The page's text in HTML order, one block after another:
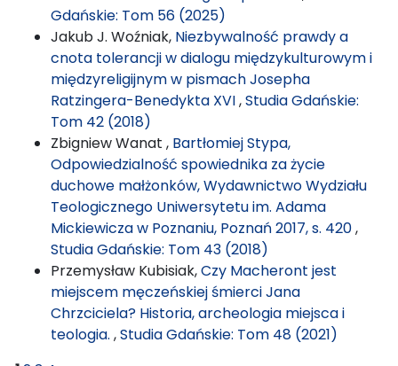
Gdańskie: Tom 56 (2025)
Jakub J. Woźniak, Niezbywalność prawdy a
cnota tolerancji w dialogu międzykulturowym i
międzyreligijnym w pismach Josepha
Ratzingera-Benedykta XVI,Studia Gdańskie:
Tom 42 (2018)
Zbigniew Wanat , Bartłomiej Stypa,
Odpowiedzialność spowiednika za życie
duchowe małżonków, Wydawnictwo Wydziału
Teologicznego Uniwersytetu im. Adama
Mickiewicza w Poznaniu, Poznań 2017, s. 420,
Studia Gdańskie: Tom 43 (2018)
Przemysław Kubisiak,Czy Macheront jest
miejscem męczeńskiej śmierci Jana
Chrzciciela? Historia, archeologia miejsca i
teologia. ,Studia Gdańskie: Tom 48 (2021)